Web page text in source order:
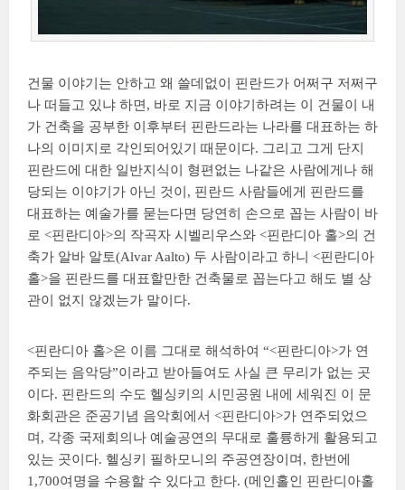
건물 이야기는 안하고 왜 쓸데없이 핀란드가 어쩌구 저쩌구
나 떠들고 있냐 하면, 바로 지금 이야기하려는 이 건물이 내
가 건축을 공부한 이후부터 핀란드라는 나라를 대표하는 하
나의 이미지로 각인되어있기 때문이다. 그리고 그게 단지
핀란드에 대한 일반지식이 형편없는 나같은 사람에게나 해
당되는 이야기가 아닌 것이, 핀란드 사람들에게 핀란드를
대표하는 예술가를 묻는다면 당연히 손으로 꼽는 사람이 바
로 <핀란디아>의 작곡자 시벨리우스와 <핀란디아 홀>의 건
축가 알바 알토(Alvar Aalto) 두 사람이라고 하니 <핀란디아
홀>을 핀란드를 대표할만한 건축물로 꼽는다고 해도 별 상
관이 없지 않겠는가 말이다.
<핀란디아 홀>은 이름 그대로 해석하여 “<핀란디아>가 연
주되는 음악당”이라고 받아들여도 사실 큰 무리가 없는 곳
이다. 핀란드의 수도 헬싱키의 시민공원 내에 세워진 이 문
화회관은 준공기념 음악회에서 <핀란디아>가 연주되었으
며, 각종 국제회의나 예술공연의 무대로 훌륭하게 활용되고
있는 곳이다. 헬싱키 필하모니의 주공연장이며, 한번에
1,700여명을 수용할 수 있다고 한다. (메인홀인 핀란디아홀